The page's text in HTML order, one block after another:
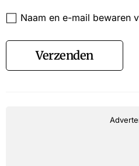
Naam en e-mail bewaren
Verzenden